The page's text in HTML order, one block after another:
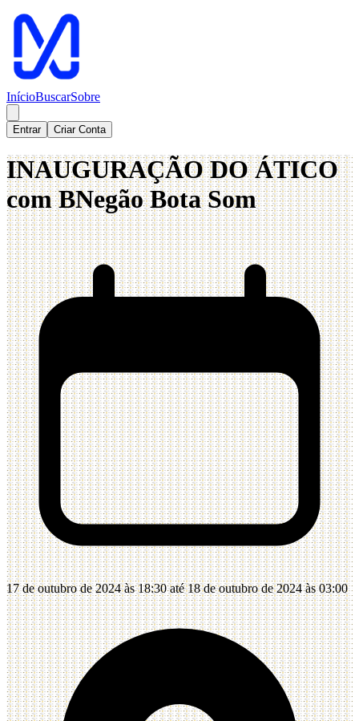
InícioBuscarSobre
Entrar Criar Conta
INAUGURAÇÃO DO ÁTICO
com BNegão Bota Som
17 de outubro de 2024 às 18:30 até 18 de outubro de 2024 às 03:00